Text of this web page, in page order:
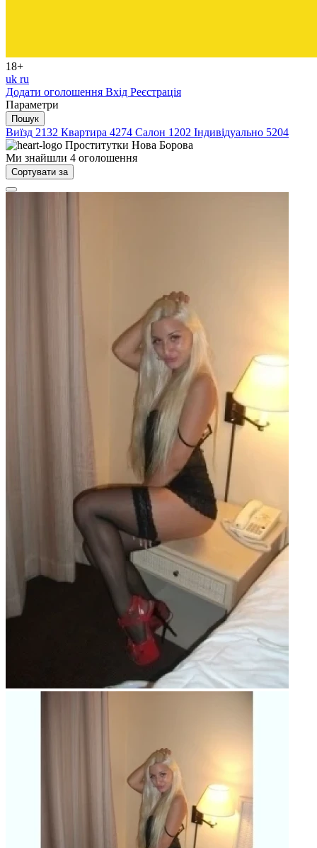
18+
uk ru
Додати оголошення Вхід Реєстрація
Параметри
Пошук
Виїзд 2132 Квартира 4274 Салон 1202 Індивідуально 5204
Проститутки Нова Борова
Ми знайшли 4 оголошення
Сортувати за